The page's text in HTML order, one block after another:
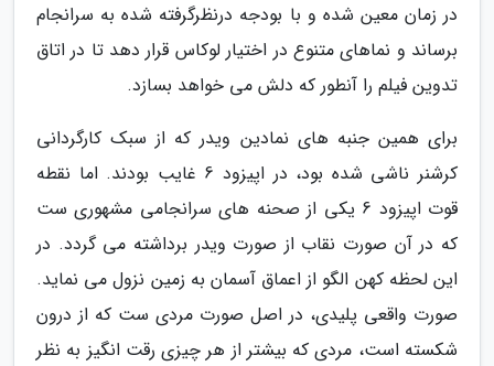
در زمان معین شده و با بودجه درنظرگرفته شده به سرانجام
برساند و نماهای متنوع در اختیار لوکاس قرار دهد تا در اتاق
تدوین فیلم را آنطور که دلش می خواهد بسازد.
برای همین جنبه های نمادین ویدر که از سبک کارگردانی
کرشنر ناشی شده بود، در اپیزود 6 غایب بودند. اما نقطه
قوت اپیزود 6 یکی از صحنه های سرانجامی مشهوری ست
که در آن صورت نقاب از صورت ویدر برداشته می گردد. در
این لحظه کهن الگو از اعماق آسمان به زمین نزول می نماید.
صورت واقعی پلیدی، در اصل صورت مردی ست که از درون
شکسته است، مردی که بیشتر از هر چیزی رقت انگیز به نظر